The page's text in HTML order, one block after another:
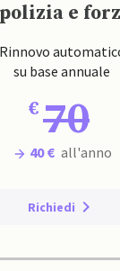
e
Rinnovo
su base annuale
70
40 € all'anno
Richiedi